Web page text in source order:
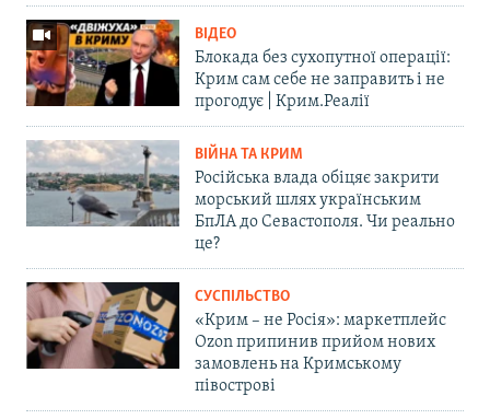
ВІДЕО
Блокада без сухопутної операції:
Крим сам себе не заправить і не
прогодує | Крим.Реалії
ВІЙНА ТА КРИМ
Російська влада обіцяє закрити
морський шлях українським
БпЛА до Севастополя. Чи реально
це?
СУСПІЛЬСТВО
«Крим – не Росія»: маркетплейс
Ozon припинив прийом нових
замовлень на Кримському
півострові